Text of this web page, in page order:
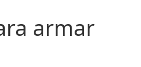
armar